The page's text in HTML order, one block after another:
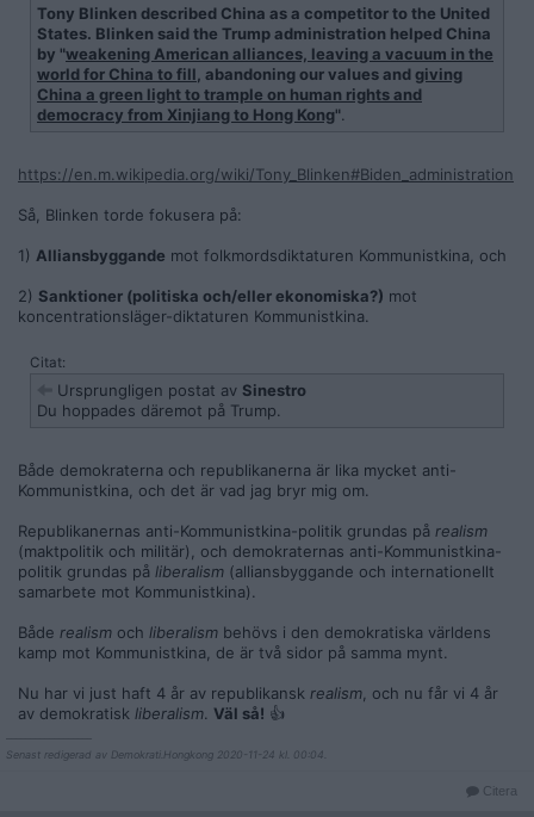
Tony Blinken described China as a competitor to the United
States. Blinken said the Trump administration helped China
by "weakening American alliances, leaving a vacuum in the
world for China to fill , abandoning our values andgiving
China a green light to trample on human rights and
democracy from Xinjiang to Hong Kong"
https://en.m.wikipedia.org/wiki/Tony_Blinken#Biden_administration
Så, Blinken torde fokusera på:
1) Alliansbyggande mot folkmordsdiktaturen Kommunistkina, och
2) Sanktioner (politiska och/eller ekonomiska?) mot
koncentrationsläger-diktaturen Kommunistkina.
Citat:
Ursprungligen postat av Sinestro
Du hoppades däremot på Trump.
Både demokraterna och republikanerna är lika mycket anti-
Kommunistkina, och det är vad jag bryr mig om.
Republikanernas anti-Kommunistkina-politik grundas på realism
(maktpolitik och militär), och demokraternas anti-Kommunistkina-
politik grundas på liberalism (alliansbyggande och internationellt
samarbete mot Kommunistkina).
Både realism och liberalism behövs i den demokratiska världens
kamp mot Kommunistkina, de är två sidor på samma mynt.
Nu har vi just haft 4 år av republikansk realism , och nu får vi 4 år
av demokratisk liberalism. Väl så! 👍
Senast redigerad av Demokrati.Hongkong 2020-11-24 kl. 00:04.
Citera